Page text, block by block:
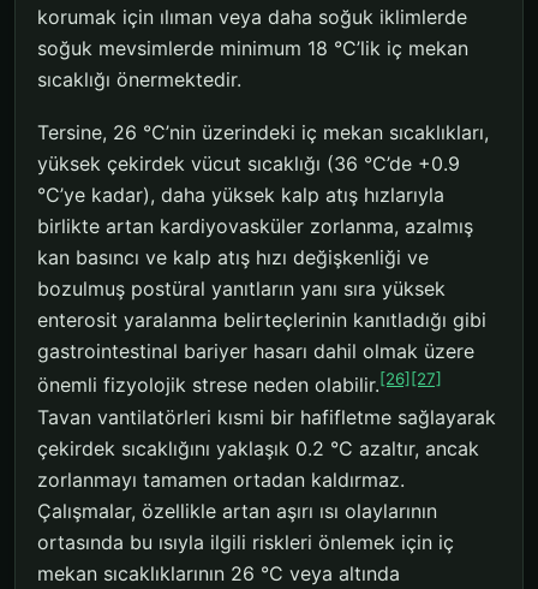
korumak için ılıman veya daha soğuk iklimlerde
soğuk mevsimlerde minimum 18 °C’lik iç mekan
sıcaklığı önermektedir.
Tersine, 26 °C’nin üzerindeki iç mekan sıcaklıkları,
yüksek çekirdek vücut sıcaklığı (36 °C’de +0.9
°C’ye kadar), daha yüksek kalp atış hızlarıyla
birlikte artan kardiyovasküler zorlanma, azalmış
kan basıncı ve kalp atış hızı değişkenliği ve
bozulmuş postüral yanıtların yanı sıra yüksek
enterosit yaralanma belirteçlerinin kanıtladığı gibi
gastrointestinal bariyer hasarı dahil olmak üzere
önemli fizyolojik strese neden olabilir.[26] [27]
Tavan vantilatörleri kısmi bir hafifletme sağlayarak
çekirdek sıcaklığını yaklaşık 0.2 °C azaltır, ancak
zorlanmayı tamamen ortadan kaldırmaz.
Çalışmalar, özellikle artan aşırı ısı olaylarının
ortasında bu ısıyla ilgili riskleri önlemek için iç
mekan sıcaklıklarının 26 °C veya altında